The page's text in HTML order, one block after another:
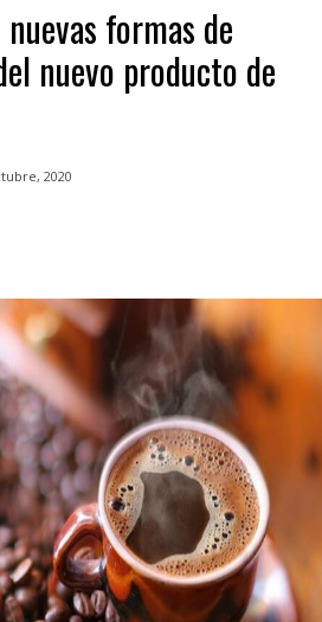
formas de
nuevo producto de
2020